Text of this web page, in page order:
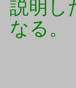
説明し
なる。